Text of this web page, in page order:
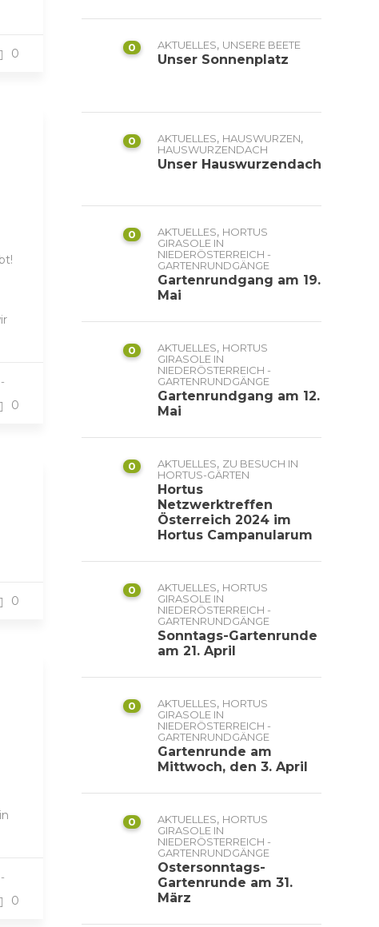
0
0
0
0
0 AKTUELLES, UNSERE BEETE
Unser Sonnenplatz
0 AKTUELLES, HAUSWURZEN,
HAUSWURZENDACH
Unser Hauswurzendach
0 AKTUELLES, HORTUS
GIRASOLE IN
NIEDERÖSTERREICH -
GARTENRUNDGÄNGE
Gartenrundgang am 19.
Mai
0 AKTUELLES, HORTUS
GIRASOLE IN
NIEDERÖSTERREICH -
GARTENRUNDGÄNGE
Gartenrundgang am 12.
Mai
0 AKTUELLES, ZU BESUCH IN
HORTUS-GÄRTEN
Hortus
Netzwerktreffen
Österreich 2024 im
Hortus Campanularum
0 AKTUELLES, HORTUS
GIRASOLE IN
NIEDERÖSTERREICH -
GARTENRUNDGÄNGE
Sonntags-Gartenrunde
am 21. April
0 AKTUELLES, HORTUS
GIRASOLE IN
NIEDERÖSTERREICH -
GARTENRUNDGÄNGE
Gartenrunde am
Mittwoch, den 3. April
0 AKTUELLES, HORTUS
GIRASOLE IN
NIEDERÖSTERREICH -
GARTENRUNDGÄNGE
Ostersonntags-
Gartenrunde am 31.
März